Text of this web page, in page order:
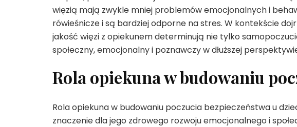
więzią mają zwykle mniej problemów emocjonalnych i
rówieśnicze i są bardziej odporne na stres. W kontekście
jakość więzi z opiekunem determinują nie tylko
społeczny, emocjonalny i poznawczy w dłuższej
Rola opiekuna w budowaniu
Rola opiekuna w budowaniu poczucia bezpieczeństwa u
znaczenie dla jego zdrowego rozwoju emocjonalnego i